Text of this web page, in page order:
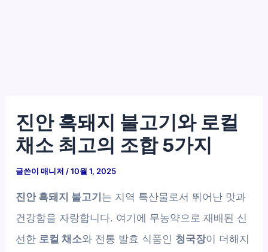
진안 흑돼지 불고기와 로컬
채소 최고의 조합 5가지
글쓴이매니저 /10월 1, 2025
진안 흑돼지 불고기 는 지역 특산물로서 뛰어난 맛과
건강함을 자랑합니다. 여기에 무농약으로 재배된 신
선한 로컬 채소와 전통 발효 식품인 청국장이 더해지